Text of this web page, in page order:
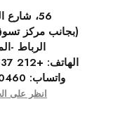
56، شارع الحسن
(بجانب مركز
الرباط -
الهاتف: +212 537 73 03 80
واتساب:
انظر على